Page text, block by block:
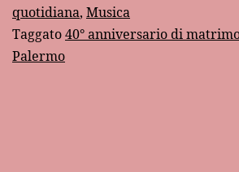
quotidiana, Musica
Taggato40° anniversario di
Palermo